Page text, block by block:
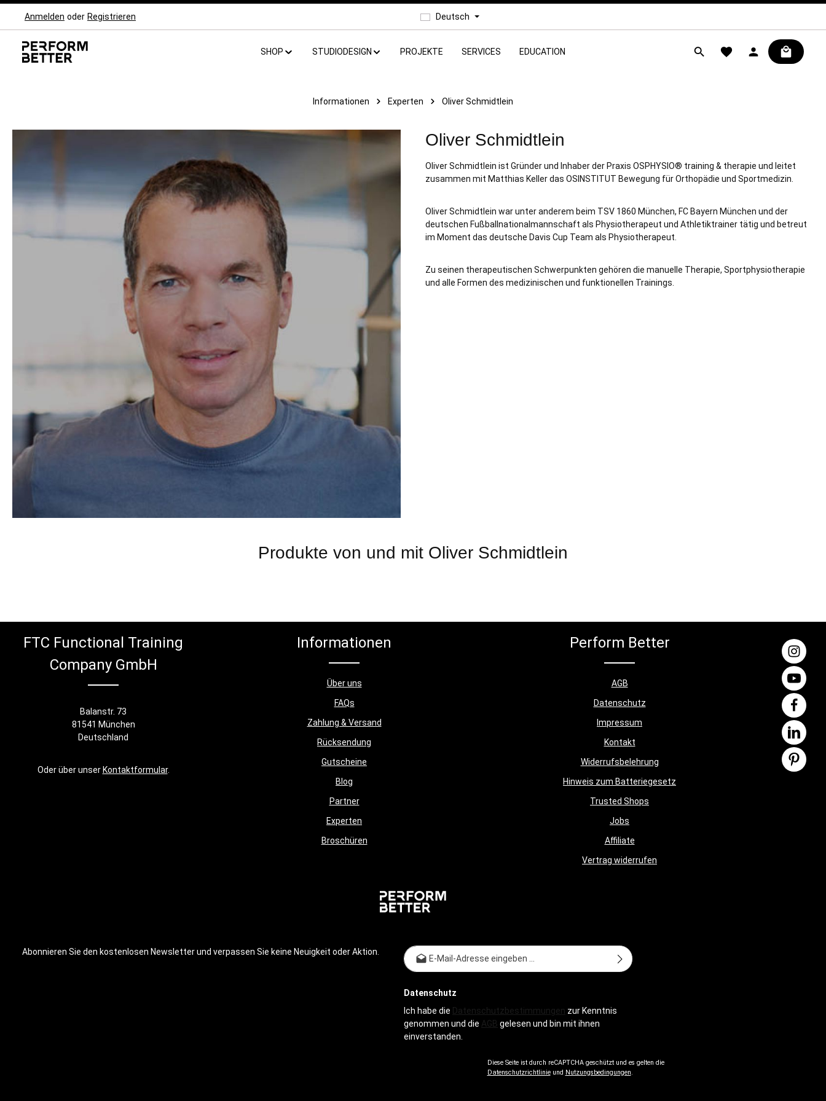
Hauptnavigation springen
Anmelden oder Registrieren Deutsch
SHOP STUDIODESIGN PROJEKTE SERVICES EDUCATION
Informationen Experten Oliver Schmidtlein
Oliver Schmidtlein
Oliver Schmidtlein ist Gründer und Inhaber der Praxis OSPHYSIO® training & therapie und leitet
zusammen mit Matthias Keller das OSINSTITUT Bewegung für Orthopädie und Sportmedizin.
Oliver Schmidtlein war unter anderem beim TSV 1860 München, FC Bayern München und der
deutschen Fußballnationalmannschaft als Physiotherapeut und Athletiktrainer tätig und betreut
im Moment das deutsche Davis Cup Team als Physiotherapeut.
Zu seinen therapeutischen Schwerpunkten gehören die manuelle Therapie, Sportphysiotherapie
und alle Formen des medizinischen und funktionellen Trainings.
Produkte von und mit Oliver Schmidtlein
FTC Functional Training
Company GmbH
Balanstr. 73
81541 München
Deutschland
Oder über unser Kontaktformular.
Informationen
Über uns
FAQs
Zahlung & Versand
Rücksendung
Gutscheine
Blog
Partner
Experten
Broschüren
Perform Better
AGB
Datenschutz
Impressum
Kontakt
Widerrufsbelehrung
Hinweis zum Batteriegesetz
Trusted Shops
Jobs
Affiliate
Vertrag widerrufen
Abonnieren Sie den kostenlosen Newsletter und verpassen Sie keine Neuigkeit oder Aktion.
Datenschutz
Ich habe die Datenschutzbestimmungen zur Kenntnis
genommen und die AGB gelesen und bin mit ihnen
einverstanden.
Diese Seite ist durch reCAPTCHA geschützt und es gelten die
Datenschutzrichtlinieund Nutzungsbedingungen.